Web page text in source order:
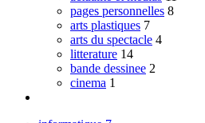
pages personnelles 8
arts plastiques 7
arts du spectacle 4
litterature 14
bande dessinee 2
cinema 1